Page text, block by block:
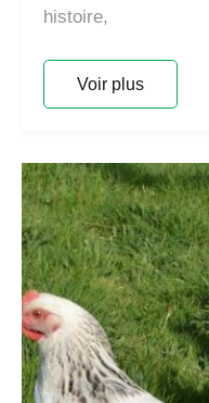
histoire,
Voir plus